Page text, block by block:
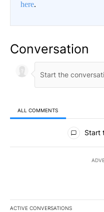
here.
Conversation
ALL COMMENTS
All Comments
Start
ACTIVE CONVERSATIONS